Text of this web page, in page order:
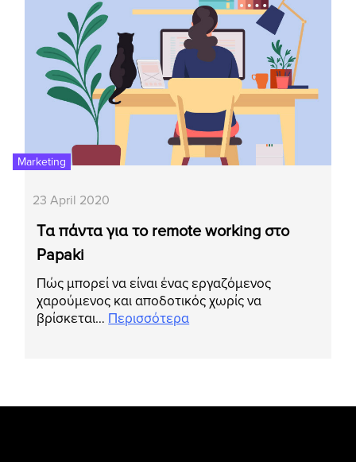
Marketing
23 April 2020
Tα πάντα για το remote working στο
Papaki
Πώς μπορεί να είναι ένας εργαζόμενος
χαρούμενος και αποδοτικός χωρίς να
βρίσκεται… Περισσότερα